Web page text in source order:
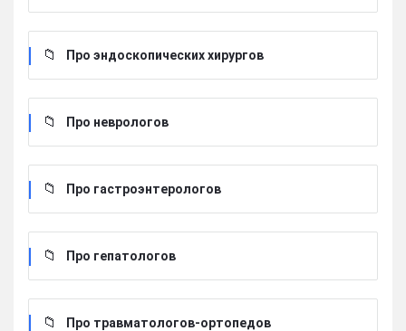
Про эндоскопических хирургов
Про неврологов
Про гастроэнтерологов
Про гепатологов
Про травматологов-ортопедов